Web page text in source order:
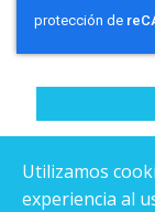
Utilizamos
experiencia al